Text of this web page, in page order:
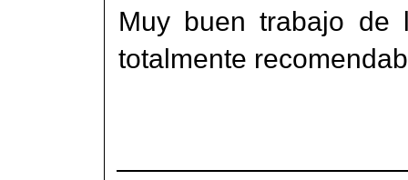
Muy buen trabajo de
totalmente